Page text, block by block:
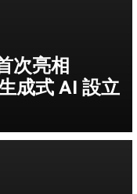
次亮相
成式 AI 設立